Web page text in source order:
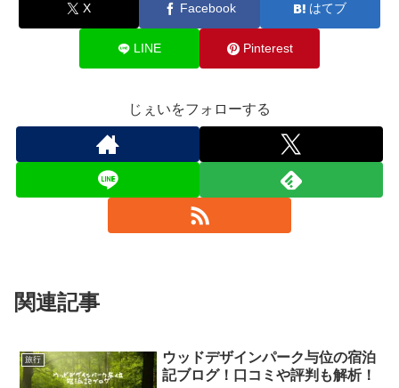
X Facebook はてブ
LINE Pinterest
じぇいをフォローする
関連記事
旅行
ウッドデザインパーク与位の宿泊
記ブログ！口コミや評判も解析！